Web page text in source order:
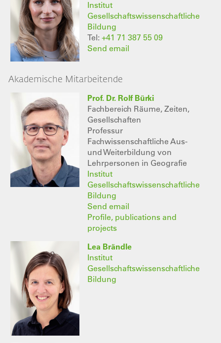
Institut
Gesellschaftswissenschaftliche
Bildung
Tel: +41 71 387 55 09
Send email
Akademische Mitarbeitende
Prof. Dr. Rolf Bürki
Fachbereich Räume, Zeiten,
Gesellschaften
Professur
Fachwissenschaftliche Aus-
und Weiterbildung von
Lehrpersonen in Geografie
Institut
Gesellschaftswissenschaftliche
Bildung
Send email
Profile, publications and
projects
Lea Brändle
Institut
Gesellschaftswissenschaftliche
Bildung